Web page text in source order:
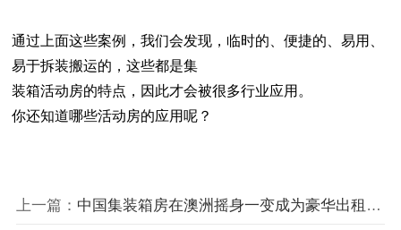
通过上面这些案例，我们会发现，临时的、便捷的、易用、
易于拆装搬运的，这些都是集
装箱活动房的特点，因此才会被很多行业应用。
你还知道哪些活动房的应用呢？
上一篇： 中国集装箱房在澳洲摇身一变成为豪华出租房，受到追捧